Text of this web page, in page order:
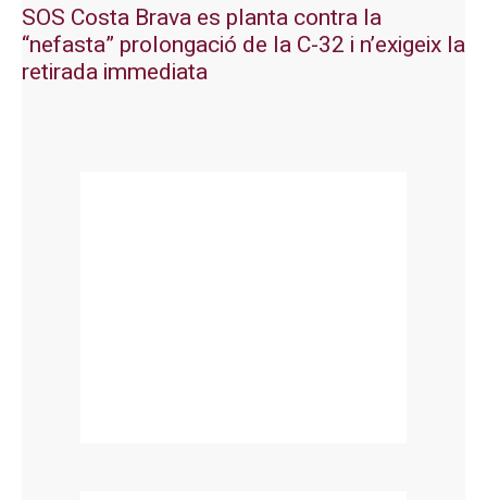
SOS Costa Brava es planta contra la
“nefasta” prolongació de la C-32 i n’exigeix la
retirada immediata